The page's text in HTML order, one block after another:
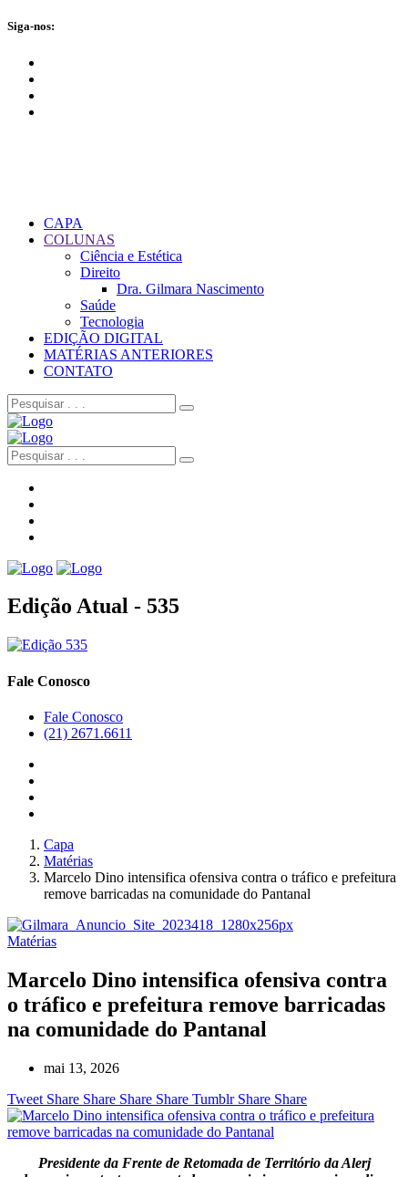
Siga-nos:
CAPA
COLUNAS
Ciência e Estética
Direito
Dra. Gilmara Nascimento
Saúde
Tecnologia
EDIÇÃO DIGITAL
MATÉRIAS ANTERIORES
CONTATO
Edição Atual - 535
Fale Conosco
Fale Conosco
(21) 2671.6611
Capa
Matérias
Marcelo Dino intensifica ofensiva contra o tráfico e prefeitura
remove barricadas na comunidade do Pantanal
Matérias
Marcelo Dino intensifica ofensiva contra
o tráfico e prefeitura remove barricadas
na comunidade do Pantanal
mai 13, 2026
Tweet Share Share Share Share Tumblr Share Share
Presidente da Frente de Retomada de Território da Alerj